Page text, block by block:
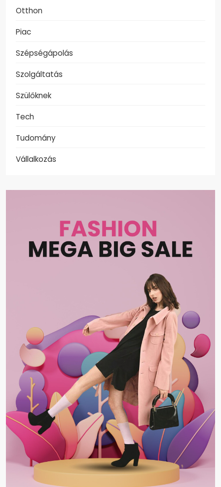
Otthon
Piac
Szépségápolás
Szolgáltatás
Szülőknek
Tech
Tudomány
Vállalkozás